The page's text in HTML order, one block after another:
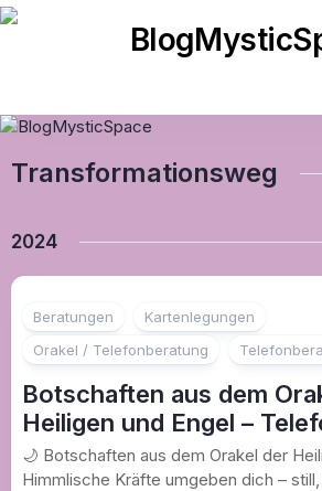
Skip
Transformationsweg
2024
Beratungen
Kartenlegungen
Orakel / Telefonberatung
Botschaften aus dem
Heiligen und Engel –
🌙 Botschaften aus dem Orakel der
Himmlische Kräfte umgeben dich –